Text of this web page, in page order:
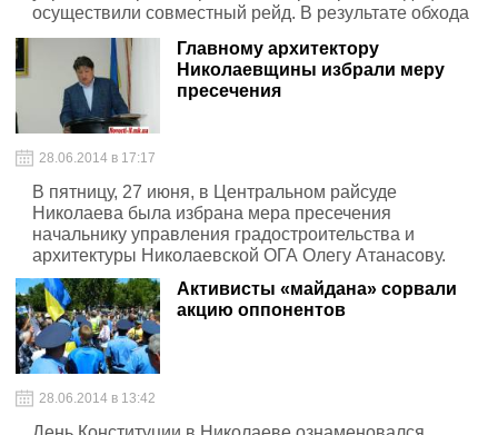
осуществили совместный рейд. В результате обхода
рыбных лавок было составлено десять
административных протоколов и изъято более 100
килограмм рыбы.
Главному архитектору
Николаевщины избрали меру
пресечения
28.06.2014 в 17:17
В пятницу, 27 июня, в Центральном райсуде
Николаева была избрана мера пресечения
начальнику управления градостроительства и
архитектуры Николаевской ОГА Олегу Атанасову.
Активисты «майдана» сорвали
акцию оппонентов
28.06.2014 в 13:42